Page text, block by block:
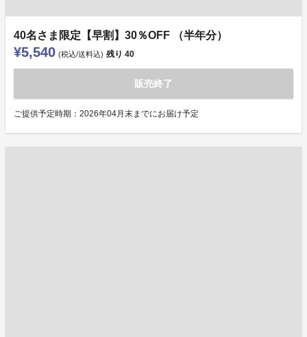
40名さま限定【早割】30％OFF （半年分）
¥5,540 (税込/送料込) 残り 40
販売終了
ご提供予定時期：2026年04月末までにお届け予定